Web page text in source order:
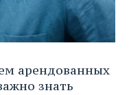
арендованных
знать